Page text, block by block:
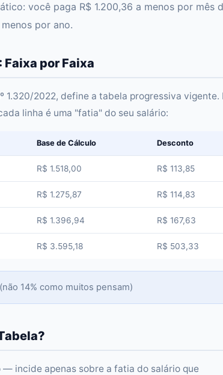
você paga R$ 1.200,36 a menos por mês
por ano.
Faixa por Faixa
1.320/2022, define a tabela progressiva vigente.
linha é uma "fatia" do seu salário:
Base de Cálculo Desconto
R$ 1.518,00 R$ 113,85
R$ 1.275,87 R$ 114,83
R$ 1.396,94 R$ 167,63
R$ 3.595,18 R$ 503,33
14% como muitos pensam)
incide apenas sobre a fatia do salário que